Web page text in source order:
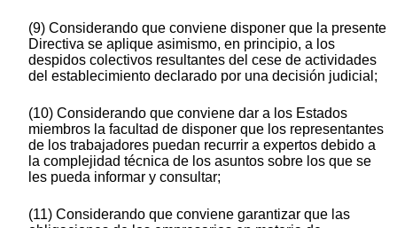
(9) Considerando que conviene disponer que la presente
Directiva se aplique asimismo, en principio, a los
despidos colectivos resultantes del cese de actividades
del establecimiento declarado por una decisión judicial;
(10) Considerando que conviene dar a los Estados
miembros la facultad de disponer que los representantes
de los trabajadores puedan recurrir a expertos debido a
la complejidad técnica de los asuntos sobre los que se
les pueda informar y consultar;
(11) Considerando que conviene garantizar que las